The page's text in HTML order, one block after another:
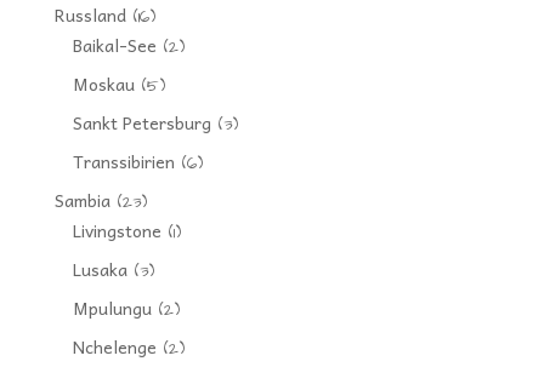
Russland(16)
Baikal-See (2)
Moskau(5)
Sankt Petersburg (3)
Transsibirien (6)
Sambia(23)
Livingstone (1)
Lusaka(3)
Mpulungu(2)
Nchelenge (2)